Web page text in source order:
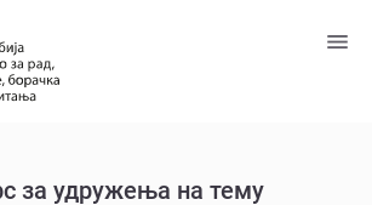
за удружења на тему